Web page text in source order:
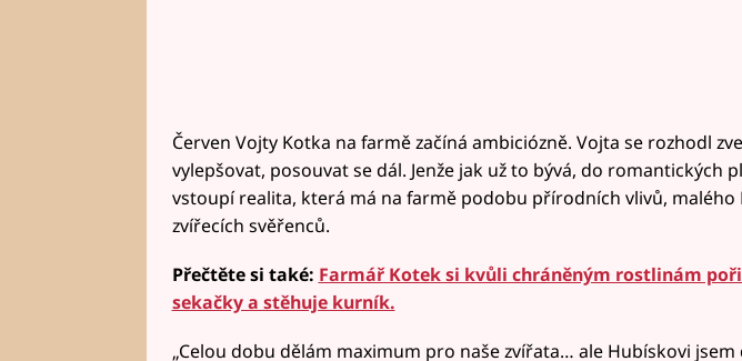
Červen Vojty Kotka na farmě začíná ambiciózně. Vojta se rozhodl
vylepšovat, posouvat se dál. Jenže jak už to bývá, do romantických
vstoupí realita, která má na farmě podobu přírodních vlivů, malého
zvířecích svěřenců.
Přečtěte si také: Farmář Kotek si kvůli chráněným rostlinám
sekačky a stěhuje kurník.
„Celou dobu dělám maximum pro naše zvířata… ale Hubískovi